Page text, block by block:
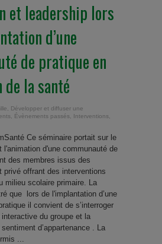
et leadership lors
d’une
de pratique en
la santé
Développer et diffuser une
Évènements passés Interventions
Ce séminaire portait sur le
l'animation d'une communauté de
des membres issus des
privé offrant des interventions
milieu scolaire primaire. La
que lors de l'implantation d’une
il convient de s’interroger
du groupe et la
d’appartenance . La
...